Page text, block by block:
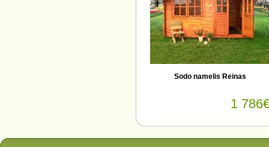
Sodo namelis Reinas
1